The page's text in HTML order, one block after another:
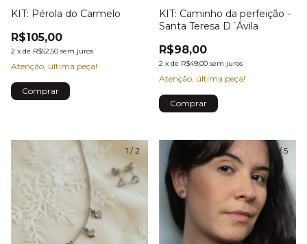
KIT: Pérola do Carmelo
R$105,00
2 x de R$52,50 sem juros
Atenção, última peça!
KIT: Caminho da perfeição -
Santa Teresa D´Ávila
R$98,00
2 x de R$49,00 sem juros
Atenção, última peça!
1 /2 /5